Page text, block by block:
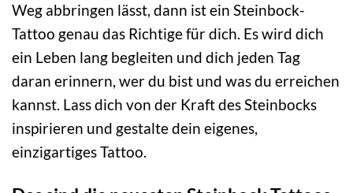
Weg abbringen lässt, dann ist ein Steinbock-
Tattoo genau das Richtige für dich. Es wird dich
ein Leben lang begleiten und dich jeden Tag
daran erinnern, wer du bist und was du erreichen
kannst. Lass dich von der Kraft des Steinbocks
inspirieren und gestalte dein eigenes,
einzigartiges Tattoo.